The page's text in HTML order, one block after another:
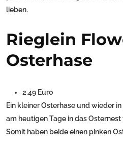
lieben.
Rieglein
Osterhase
2,49 Euro
Ein kleiner Osterhase und wieder
am heutigen Tage in das
Somit haben beide einen pinken